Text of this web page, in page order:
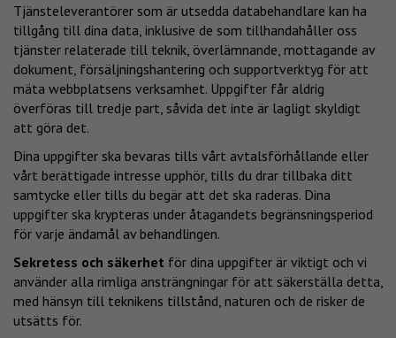
Tjänsteleverantörer som är utsedda databehandlare kan ha
tillgång till dina data, inklusive de som tillhandahåller oss
tjänster relaterade till teknik, överlämnande, mottagande av
dokument, försäljningshantering och supportverktyg för att
mäta webbplatsens verksamhet. Uppgifter får aldrig
överföras till tredje part, såvida det inte är lagligt skyldigt
att göra det.
Dina uppgifter ska bevaras tills vårt avtalsförhållande eller
vårt berättigade intresse upphör, tills du drar tillbaka ditt
samtycke eller tills du begär att det ska raderas. Dina
uppgifter ska krypteras under åtagandets begränsningsperiod
för varje ändamål av behandlingen.
Sekretess och säkerhet för dina uppgifter är viktigt och vi
använder alla rimliga ansträngningar för att säkerställa detta,
med hänsyn till teknikens tillstånd, naturen och de risker de
utsätts för.